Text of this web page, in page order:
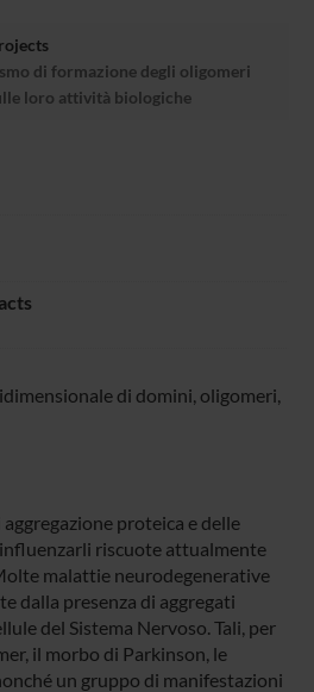
di formazione degli oligomeri
loro attività biologiche
di domini, oligomeri,
proteica e delle
riscuote attualmente
malattie neurodegenerative
dalla presenza di aggregati
del Sistema Nervoso. Tali, per
il morbo di Parkinson, le
un gruppo di manifestazioni